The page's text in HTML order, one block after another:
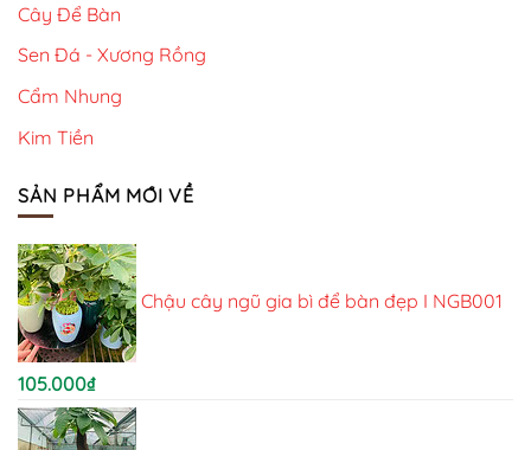
Cây Để Bàn
Sen Đá - Xương Rồng
Cẩm Nhung
Kim Tiền
SẢN PHẨM MỚI VỀ
Chậu cây ngũ gia bì để bàn đẹp I NGB001
105.000₫